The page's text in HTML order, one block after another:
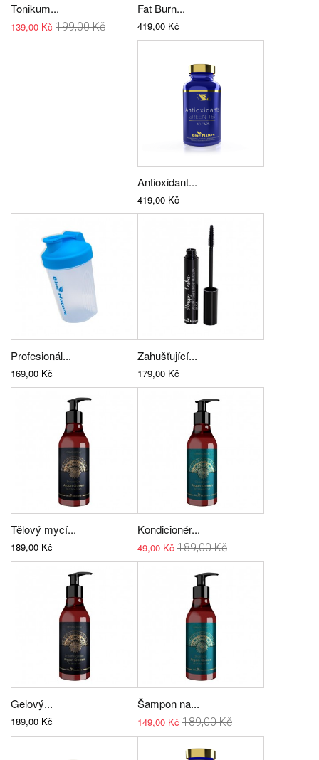
Tonikum...
139,00 Kč 199,00 Kč
Fat Burn...
419,00 Kč
Antioxidant...
419,00 Kč
Profesionál...
169,00 Kč
Zahušťující...
179,00 Kč
Tělový mycí...
189,00 Kč
Kondicionér...
49,00 Kč 189,00 Kč
Gelový...
189,00 Kč
Šampon na...
149,00 Kč 189,00 Kč